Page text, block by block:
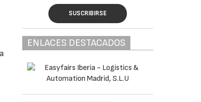
SUSCRIBIRSE
ENLACES DESTACADOS